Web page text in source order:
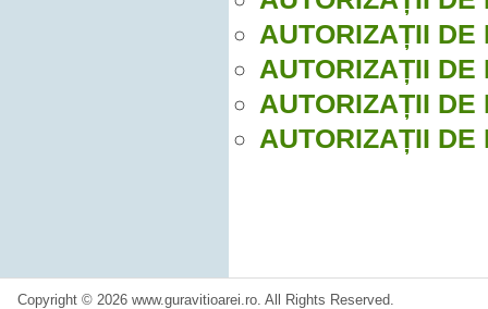
AUTORIZAȚII DE
AUTORIZAȚII
AUTORIZAȚII
AUTORIZAȚII DE
Copyright © 2026 www.guravitioarei.ro. All Rights Reserved.